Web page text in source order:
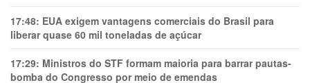
17:48: EUA exigem vantagens comerciais do Brasil para
liberar quase 60 mil toneladas de açúcar
17:29: Ministros do STF formam maioria para barrar pautas-
bomba do Congresso por meio de emendas